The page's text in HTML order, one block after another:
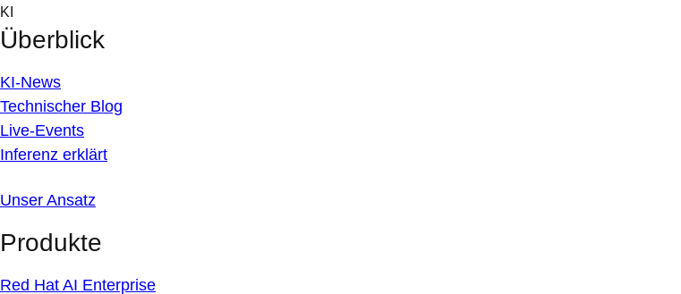
Skip
to
content
KI
Überblick
KI-News
Technischer Blog
Live-Events
Inferenz erklärt
Unser Ansatz
Produkte
Red Hat AI Enterprise